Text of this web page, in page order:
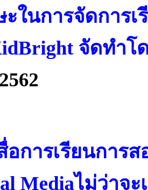
ในการจัดการ
จัดทำโ
อการเรียนการ
Mediaไม่ว่าจะ